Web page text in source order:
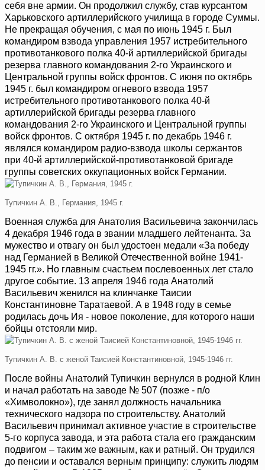
себя вне армии. Он продолжил службу, став курсантом
Харьковского артиллерийского училища в городе Суммы.
Не прекращая обучения, с мая по июнь 1945 г. Был
командиром взвода управления 1957 истребительного
противотанкового полка 40-й артиллерийской бригады
резерва главного командования 2-го Украинского и
Центральной группы войск фронтов. С июня по октябрь
1945 г. был командиром огневого взвода 1957
истребительного противотанкового полка 40-й
артиллерийской бригады резерва главного
командования 2-го Украинского и Центральной группы
войск фронтов. С октября 1945 г. по декабрь 1946 г.
являлся командиром радио-взвода школы сержантов
при 40-й артиллерийской-противотанковой бригаде
группы советских оккупационных войск Германии.
Тупичкин А. В., Германия, 1945 г.
Военная служба для Анатолия Васильевича закончилась
4 декабря 1946 года в звании младшего лейтенанта. За
мужество и отвагу он был удостоен медали «За победу
над Германией в Великой Отечественной войне 1941-
1945 гг.». Но главным счастьем послевоенных лет стало
другое событие. 13 апреля 1946 года Анатолий
Васильевич женился на клинчанке Таисии
Константиновне Таратаевой. А в 1948 году в семье
родилась дочь Ия - новое поколение, для которого наши
бойцы отстояли мир.
Тупичкин А. В. с женой Таисией Константиновной, 1945-1946 гг.
После войны Анатолий Тупичкин вернулся в родной Клин
и начал работать на заводе № 507 (позже - п/о
«Химволокно»), где занял должность начальника
технического надзора по строительству. Анатолий
Васильевич принимал активное участие в строительстве
5‑го корпуса завода, и эта работа стала его гражданским
подвигом – таким же важным, как и ратный. Он трудился
до пенсии и оставался верным принципу: служить людям